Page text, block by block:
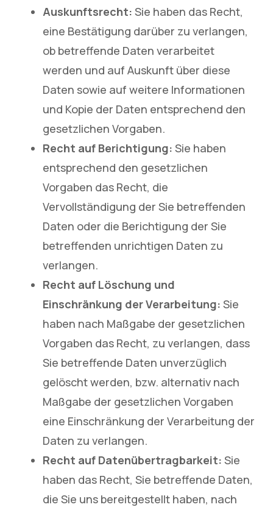
Auskunftsrecht: Sie haben das Recht,
eine Bestätigung darüber zu verlangen,
ob betreffende Daten verarbeitet
werden und auf Auskunft über diese
Daten sowie auf weitere Informationen
und Kopie der Daten entsprechend den
gesetzlichen Vorgaben.
Recht auf Berichtigung: Sie haben
entsprechend den gesetzlichen
Vorgaben das Recht, die
Vervollständigung der Sie betreffenden
Daten oder die Berichtigung der Sie
betreffenden unrichtigen Daten zu
verlangen.
Recht auf Löschung und
Einschränkung der Verarbeitung: Sie
haben nach Maßgabe der gesetzlichen
Vorgaben das Recht, zu verlangen, dass
Sie betreffende Daten unverzüglich
gelöscht werden, bzw. alternativ nach
Maßgabe der gesetzlichen Vorgaben
eine Einschränkung der Verarbeitung der
Daten zu verlangen.
Recht auf Datenübertragbarkeit: Sie
haben das Recht, Sie betreffende Daten,
die Sie uns bereitgestellt haben, nach